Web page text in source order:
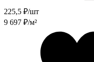
225,5 ₽/шт
9 697 ₽/м²